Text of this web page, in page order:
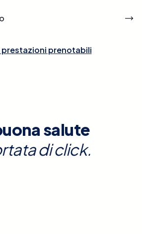
prestazioni prenotabili
salute
di click.